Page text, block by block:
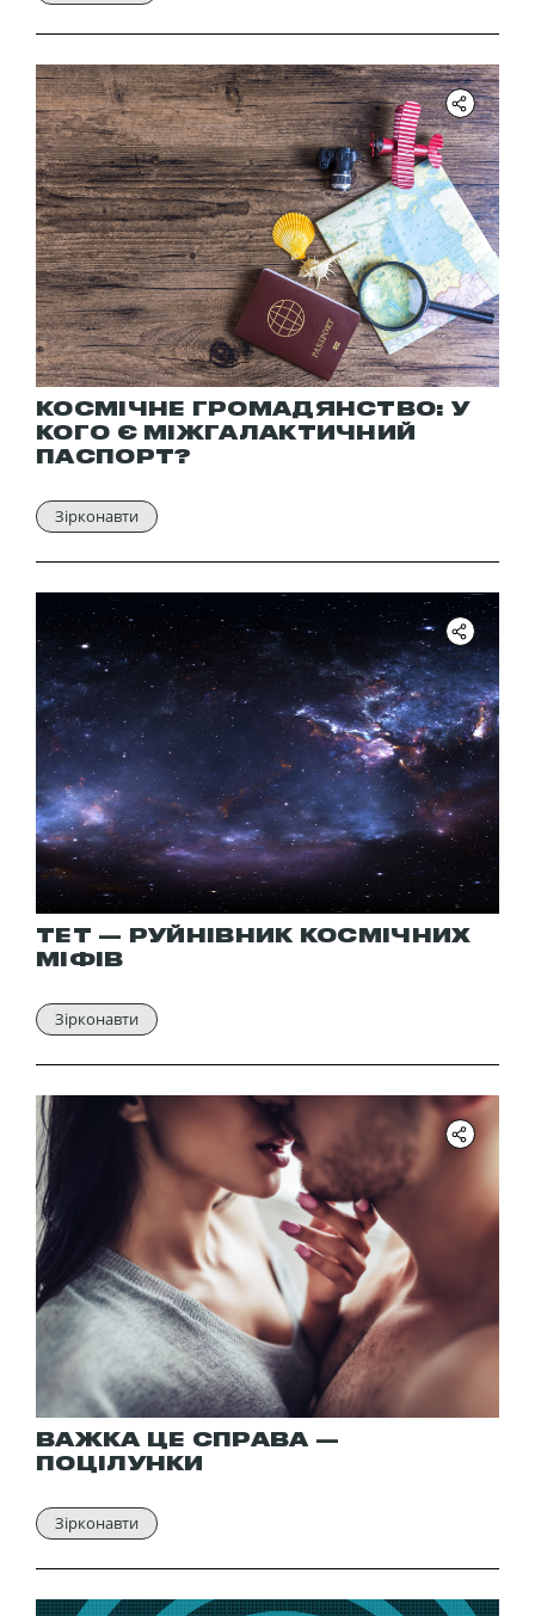
КОСМІЧНЕ ГРОМАДЯНСТВО: У
КОГО Є МІЖГАЛАКТИЧНИЙ
ПАСПОРТ?
Зірконавти
ТЕТ — РУЙНІВНИК КОСМІЧНИХ
МІФІВ
Зірконавти
ВАЖКА ЦЕ СПРАВА —
ПОЦІЛУНКИ
Зірконавти